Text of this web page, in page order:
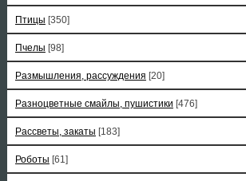
Птицы [350]
Пчелы [98]
Размышления, рассуждения [20]
Разноцветные смайлы, пушистики [476]
Рассветы, закаты [183]
Роботы [61]